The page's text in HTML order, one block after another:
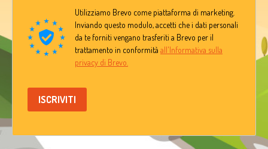
Utilizziamo Brevo come piattaforma di marketing.
Inviando questo modulo, accetti che i dati personali
da te forniti vengano trasferiti a Brevo per il
trattamento in conformità all'Informativa sulla
privacy di Brevo.
ISCRIVITI